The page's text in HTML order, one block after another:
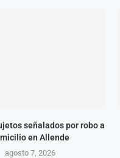
señalados por robo a
en Allende
agosto 7, 2026